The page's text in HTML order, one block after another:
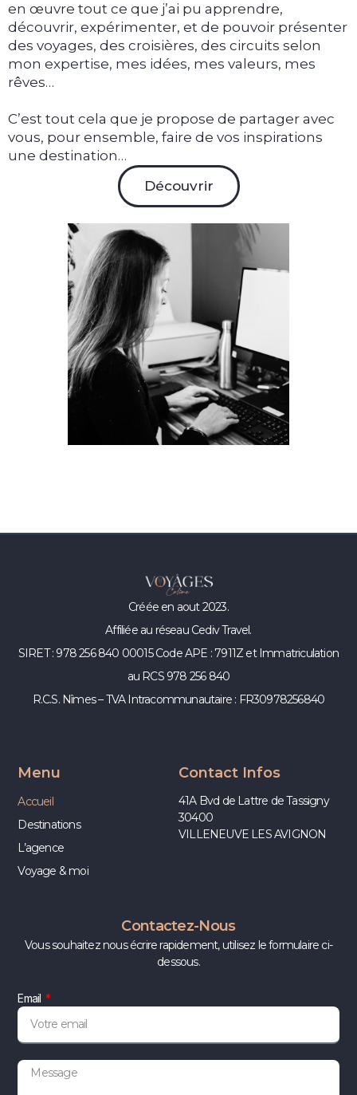
en œuvre tout ce que j’ai pu apprendre,
découvrir, expérimenter, et de pouvoir présenter
des voyages, des croisières, des circuits selon
mon expertise, mes idées, mes valeurs, mes
rêves…
C’est tout cela que je propose de partager avec
vous, pour ensemble, faire de vos inspirations
une destination…
Découvrir
Créée en aout 2023.
Affiliée au réseau Cediv Travel.
SIRET : 978 256 840 00015 Code APE : 7911Z et Immatriculation
au RCS 978 256 840
R.C.S. Nîmes – TVA Intracommunautaire : FR30978256840
Menu
Accueil
Destinations
L’agence
Voyage & moi
Contact Infos
41A Bvd de Lattre de Tassigny
30400
VILLENEUVE LES AVIGNON
Contactez-Nous
Vous souhaitez nous écrire rapidement, utilisez le formulaire ci-
dessous.
Email